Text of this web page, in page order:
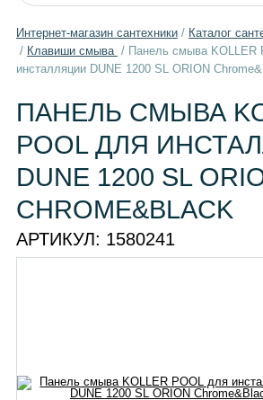
Интернет-магазин сантехники/ Каталог
/ Клавиши смыва / Панель смыва KOLLER
инсталляции DUNE 1200 SL ORION
ПАНЕЛЬ СМЫВА
POOL ДЛЯ
DUNE 1200 SL
CHROME&BLACK
АРТИКУЛ: 1580241